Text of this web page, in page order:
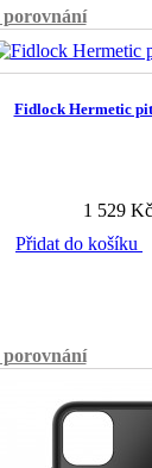
Fidlock Hermetic
1 529 Kč
Přidat do košíku